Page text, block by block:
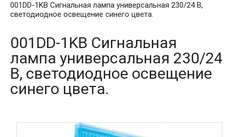
001DD-1KB Сигнальная лампа универсальная 230/24 В,
светодиодное освещение синего цвета.
001DD-1KB Сигнальная
лампа универсальная 230/24
В, светодиодное освещение
синего цвета.